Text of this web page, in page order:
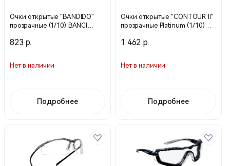
Очки открытые "BANDIDO"
прозрачные (1/10) BANCI
823 р.
Нет в наличии
Подробнее
Очки открытые "CONTOUR II"
прозрачные Platinum (1/10)
1 462 р.
Нет в наличии
Подробнее